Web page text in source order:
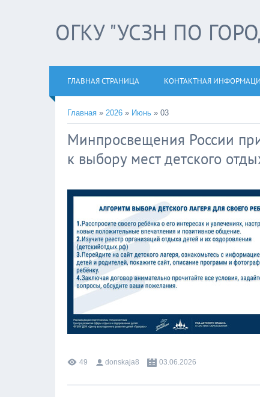
ОГКУ "УСЗН ПО
ГЛАВНАЯ СТРАНИЦА КОНТАКТНАЯ
Главная » 2026 » Июнь » 03
Минпросвещения России
к выбору мест детского
49 donskaja8 03.06.2026